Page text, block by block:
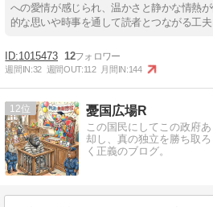
への愛情が感じられ、温かさと静かな情熱
的な思いや時事を通して読者とつながる工夫
1015473 12
週間IN:32 週間OUT:112 月間IN:144
12 憂国広場R
この国民にしてこの政府
却し、真の独立を勝ち取
く正義のブログ。